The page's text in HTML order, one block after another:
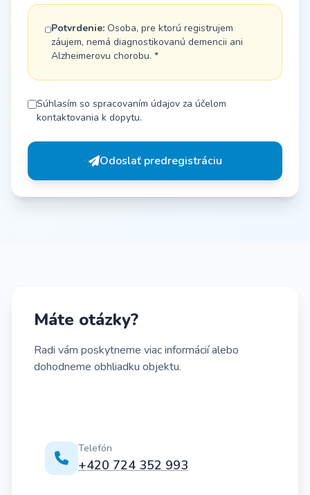
Potvrdenie:Osoba, pre ktorú registrujem
záujem, nemá diagnostikovanú demencii ani
Alzheimerovu chorobu. *
Súhlasím so spracovaním údajov za účelom
kontaktovania k dopytu.
Odoslať predregistráciu
Máte otázky?
Radi vám poskytneme viac informácií alebo
dohodneme obhliadku objektu.
Telefón
+420 724 352 993